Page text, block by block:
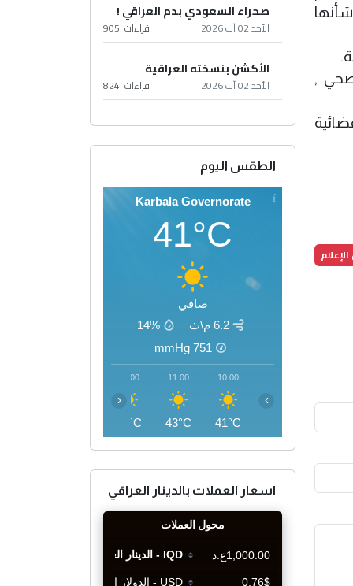
,
صحراء السعودي بدم العراقي !
الأحد 02 آب 2026 قراءات :905
الأكشن بنسخته العراقية
الأحد 02 آب 2026 قراءات :824
الطقس اليوم
Karbala Governorate
41°C
صافي
6.2 م\ث
14%
751
mmHg
10:00
41°C
11:00
43°C
12:00
45°C
‹ ›
اسعار العملات بالدينار العراقي